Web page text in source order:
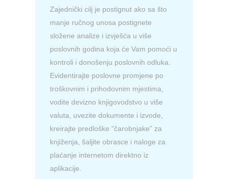
Zajednički cilj je postignut ako sa što
manje ručnog unosa postignete
složene analize i izvješća u više
poslovnih godina koja će Vam pomoći u
kontroli i donošenju poslovnih odluka.
Evidentirajte poslovne promjene po
troškovnim i prihodovnim mjestima,
vodite devizno knjigovodstvo u više
valuta, uvezite dokumente i izvode,
kreirajte predloške “čarobnjake” za
knjiženja, šaljite obrasce i naloge za
plaćanje internetom direktno iz
aplikacije.